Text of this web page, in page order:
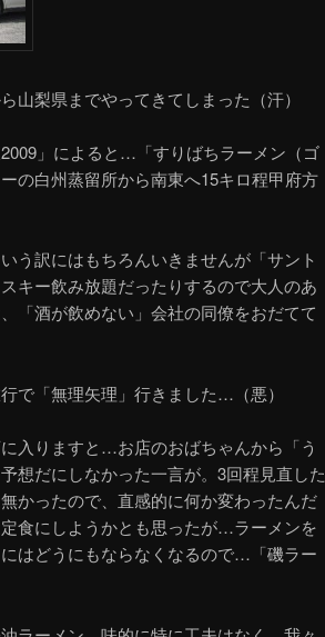
山梨県までやってきてしまった（汗）
」によると…「すりばちラーメン（ゴ
の白州蒸留所から南東へ15キロ程甲府方
う訳にはもちろんいきませんが「サント
キー飲み放題だったりするので大人のあ
「酒が飲めない」会社の同僚をおだてて
で「無理矢理」行きました…（悪）
入りますと…お店のおばちゃんから「う
想だにしなかった一言が。3回程見直した
かったので、直感的に何か変わったんだ
食にしようかとも思ったが…ラーメンを
はどうにもならなくなるので…「磯ラー